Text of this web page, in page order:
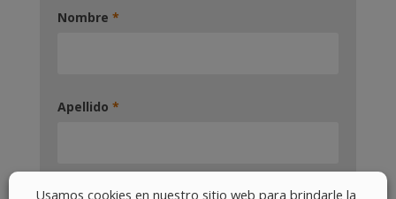
Nombre *
Apellido *
Usamos cookies en nuestro sitio web para brindarle la